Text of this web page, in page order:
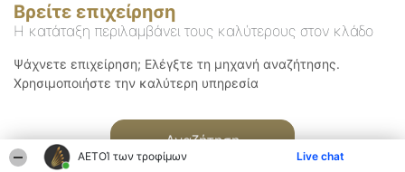
ΑΕΤΟΊ των τροφίμων Live chat
Βρείτε επιχείρηση
Η κατάταξη περιλαμβάνει τους καλύτερους στον κλάδο
Ψάχνετε επιχείρηση; Ελέγξτε τη μηχανή αναζήτησης.
Χρησιμοποιήστε την καλύτερη υπηρεσία
Αναζήτηση